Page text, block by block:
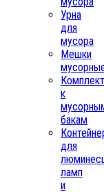
Урна
для
мусора
Мешки
к
бакам
для
ламп
и